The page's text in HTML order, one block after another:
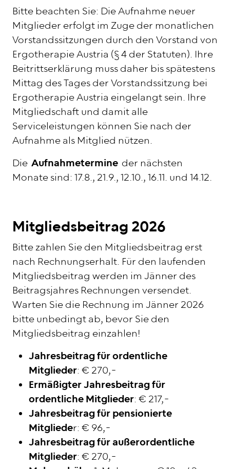
Bitte beachten Sie: Die Aufnahme neuer
Mitglieder erfolgt im Zuge der monatlichen
Vorstandssitzungen durch den Vorstand von
Ergotherapie Austria (§ 4 der Statuten). Ihre
Beitrittserklärung muss daher bis spätestens
Mittag des Tages der Vorstandssitzung bei
Ergotherapie Austria eingelangt sein. Ihre
Mitgliedschaft und damit alle
Serviceleistungen können Sie nach der
Aufnahme als Mitglied nützen.
Die Aufnahmetermine der nächsten
Monate sind: 17.8., 21.9., 12.10., 16.11. und 14.12.
Mitgliedsbeitrag 2026
Bitte zahlen Sie den Mitgliedsbeitrag erst
nach Rechnungserhalt. Für den laufenden
Mitgliedsbeitrag werden im Jänner des
Beitragsjahres Rechnungen versendet.
Warten Sie die Rechnung im Jänner 2026
bitte unbedingt ab, bevor Sie den
Mitgliedsbeitrag einzahlen!
Jahresbeitrag für ordentliche
Mitglieder: € 270,-
Ermäßigter Jahresbeitrag für
ordentliche Mitglieder: € 217,-
Jahresbeitrag für pensionierte
Mitglieder: € 96,-
Jahresbeitrag für außerordentliche
Mitglieder: € 270,-